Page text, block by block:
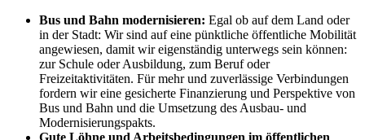
Bus und Bahn modernisieren: Egal ob auf dem Land oder
in der Stadt: Wir sind auf eine pünktliche öffentliche Mobilität
angewiesen, damit wir eigenständig unterwegs sein können:
zur Schule oder Ausbildung, zum Beruf oder
Freizeitaktivitäten. Für mehr und zuverlässige Verbindungen
fordern wir eine gesicherte Finanzierung und Perspektive von
Bus und Bahn und die Umsetzung des Ausbau- und
Modernisierungspakts.
Gute Löhne und Arbeitsbedingungen im öffentlichen